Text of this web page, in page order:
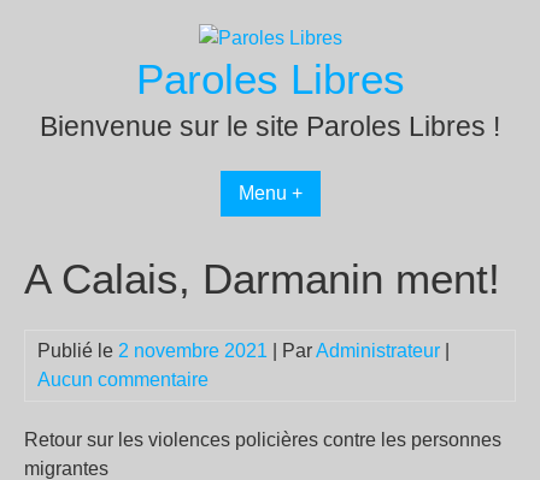
Paroles Libres
Bienvenue sur le site Paroles Libres !
Menu +
A Calais, Darmanin ment!
Publié le 2 novembre 2021 | ParAdministrateur
Aucun commentaire
Retour sur les violences policières contre les personnes
migrantes